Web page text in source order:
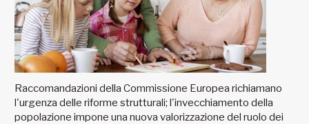
Raccomandazioni della Commissione Europea richiamano
l'urgenza delle riforme strutturali; l'invecchiamento della
popolazione impone una nuova valorizzazione del ruolo dei